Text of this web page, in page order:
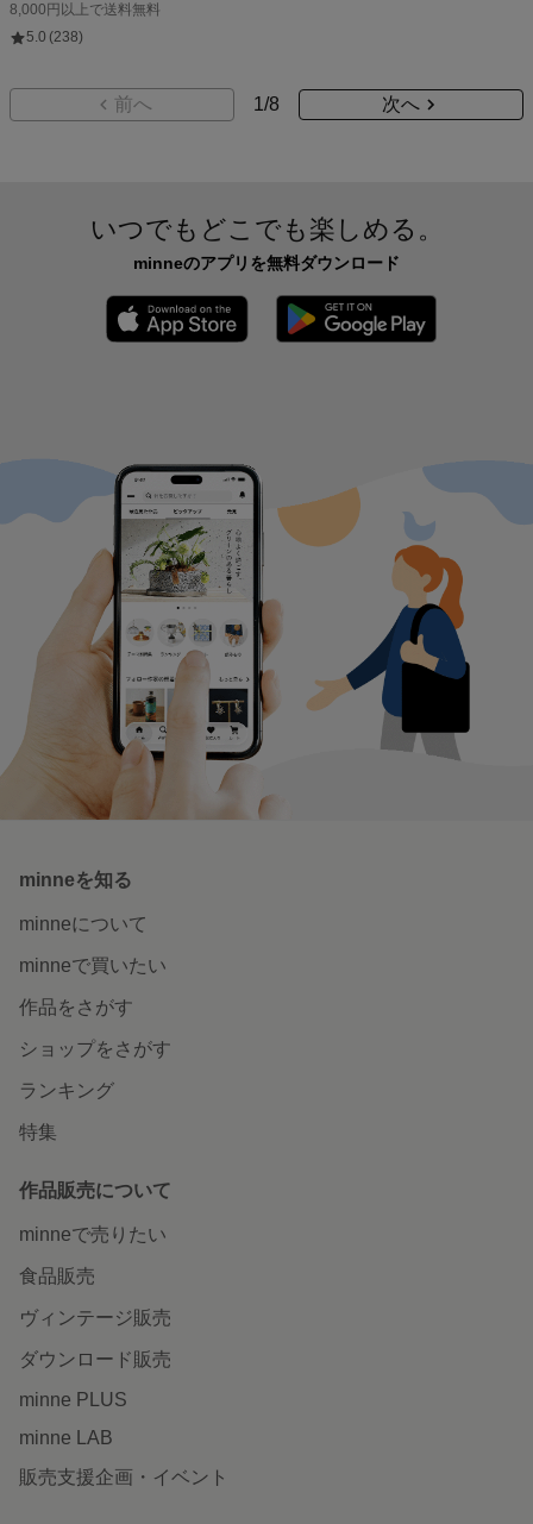
8,000円以上で送料無料
5.0 (238)
前へ 1/8 次へ
いつでもどこでも楽しめる。
minneのアプリを無料ダウンロード
minneを知る
minneについて
minneで買いたい
作品をさがす
ショップをさがす
ランキング
特集
作品販売について
minneで売りたい
食品販売
ヴィンテージ販売
ダウンロード販売
minne PLUS
minne LAB
販売支援企画・イベント